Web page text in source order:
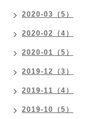
2020-03（5）
2020-02（4）
2020-01（5）
2019-12（3）
2019-11（4）
2019-10（5）